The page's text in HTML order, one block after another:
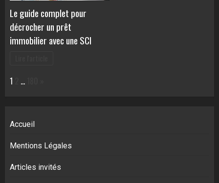
Le guide complet pour
décrocher un prêt
immobilier avec une SCI
Page:
1 …
Accueil
Mentions Légales
Articles invités